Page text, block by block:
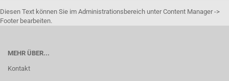
Diesen Text können Sie im Administrationsbereich unter Content Manager ->
Footer bearbeiten.
MEHR ÜBER...
Kontakt